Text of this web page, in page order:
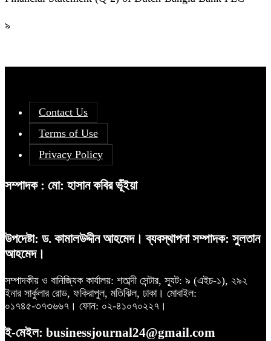
৯
Contact Us
Terms of Use
Privacy Policy
সম্পাদক : মো: হাসান কবির ভূঁইয়া
উপদেষ্টা: ড. কামালউদ্দীন আহমেদ। ব্যবস্থাপনা সম্পাদক: সুলতান
আহমেদ।
সম্পাদকীয় ও বানিজ্যিক কার্যালয়: শতাব্দী সেন্টার, স্যূট: ৯ (এইচ-১), ২৯২
ইনার সার্কুলার রোড, ফকিরাপুল, মতিঝিল, ঢাকা। মোবাইল:
০১৭৪৫-৩৭৩৬৬৭। ফোন: ০২-৪১০৭০২২৭।
ই-মেইল: businessjournal24@gmail.com